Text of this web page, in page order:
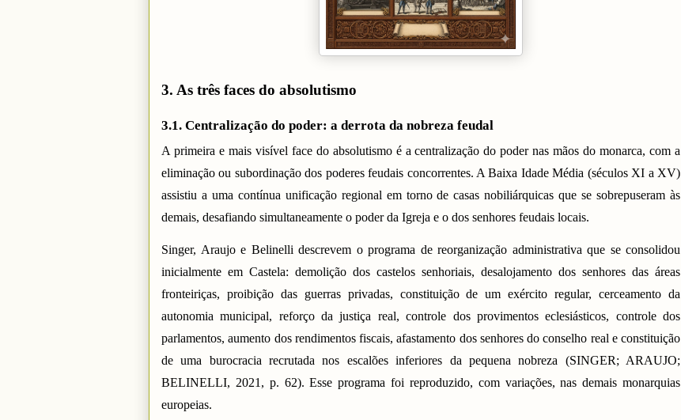
3. As três faces do absolutismo
3.1. Centralização do poder: a derrota da nobreza feudal
A primeira e mais visível face do absolutismo é a centralização do poder nas mãos do monarca, com a
eliminação ou subordinação dos poderes feudais concorrentes. A Baixa Idade Média (séculos XI a XV)
assistiu a uma contínua unificação regional em torno de casas nobiliárquicas que se sobrepuseram às
demais, desafiando simultaneamente o poder da Igreja e o dos senhores feudais locais.
Singer, Araujo e Belinelli descrevem o programa de reorganização administrativa que se consolidou
inicialmente em Castela: demolição dos castelos senhoriais, desalojamento dos senhores das áreas
fronteiriças, proibição das guerras privadas, constituição de um exército regular, cerceamento da
autonomia municipal, reforço da justiça real, controle dos provimentos eclesiásticos, controle dos
parlamentos, aumento dos rendimentos fiscais, afastamento dos senhores do conselho real e constituição
de uma burocracia recrutada nos escalões inferiores da pequena nobreza (SINGER; ARAUJO;
BELINELLI, 2021, p. 62). Esse programa foi reproduzido, com variações, nas demais monarquias
europeias.